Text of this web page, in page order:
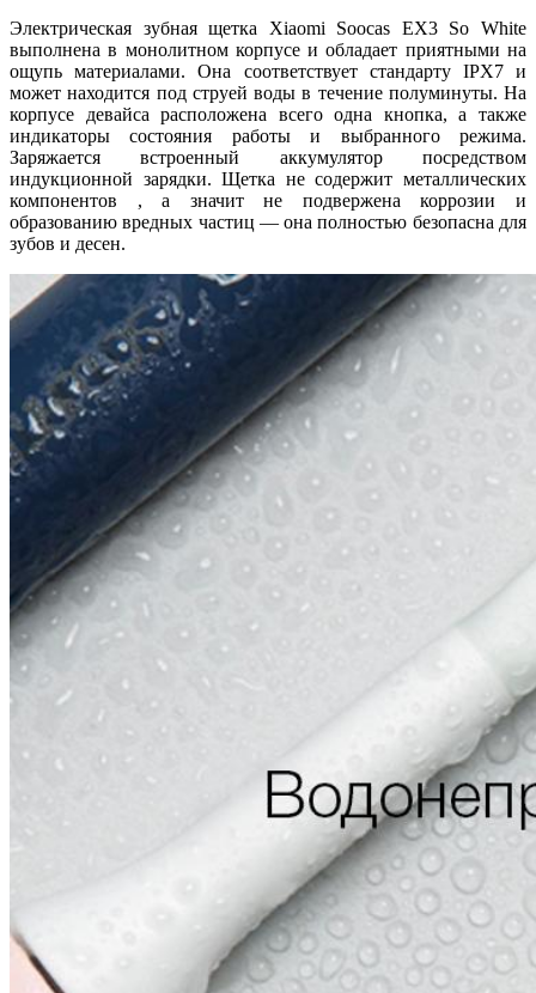
Электрическая зубная щетка Xiaomi Soocas EX3 So White
выполнена в монолитном корпусе и обладает приятными на
ощупь материалами. Она соответствует стандарту IPX7 и
может находится под струей воды в течение полуминуты. На
корпусе девайса расположена всего одна кнопка, а также
индикаторы состояния работы и выбранного режима.
Заряжается встроенный аккумулятор посредством
индукционной зарядки. Щетка не содержит металлических
компонентов , а значит не подвержена коррозии и
образованию вредных частиц — она полностью безопасна для
зубов и десен.